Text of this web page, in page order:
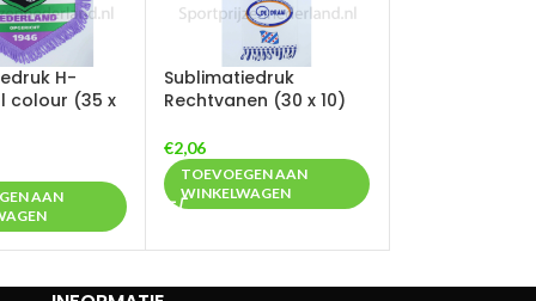
H-
colour (35 x
AAN
Sublimatiedruk
Rechtvanen (30 x 10)
€2,06
TOEVOEGEN AAN
WINKELWAGEN